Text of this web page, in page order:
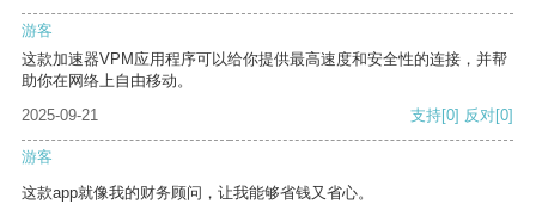
游客
这款加速器VPM应用程序可以给你提供最高速度和安全性的连接，并帮
助你在网络上自由移动。
2025-09-21
支持[0] 反对[0]
游客
这款app就像我的财务顾问，让我能够省钱又省心。